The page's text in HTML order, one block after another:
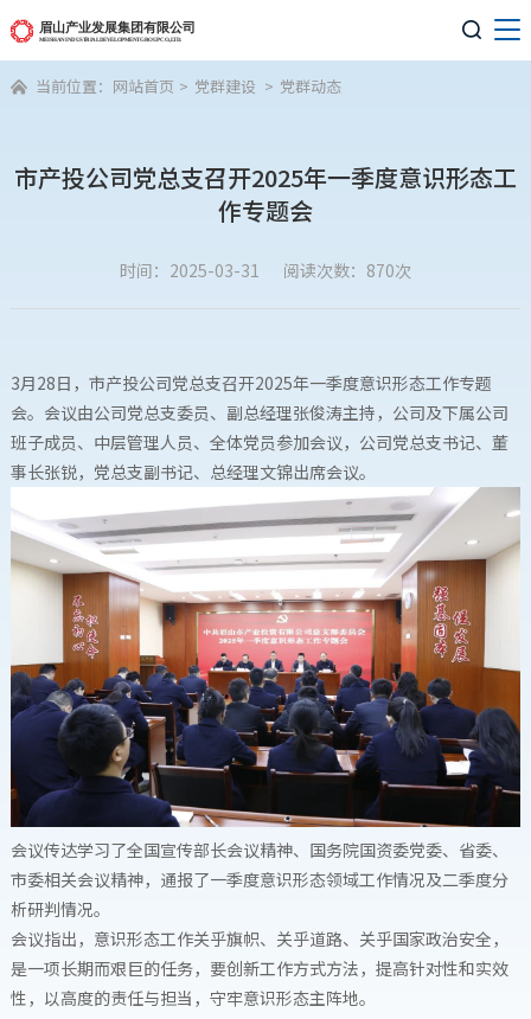

 当前位置： 网站首页 > 党群建设 > 党群动态
市产投公司党总支召开2025年一季度意识形态工
作专题会
时间：2025-03-31 阅读次数：870次
3月28日，市产投公司党总支召开2025年一季度意识形态工作专题
会。会议由公司党总支委员、副总经理张俊涛主持，公司及下属公司
班子成员、中层管理人员、全体党员参加会议，公司党总支书记、董
事长张锐，党总支副书记、总经理文锦出席会议。
会议传达学习了全国宣传部长会议精神、国务院国资委党委、省委、
市委相关会议精神，通报了一季度意识形态领域工作情况及二季度分
析研判情况。
会议指出，意识形态工作关乎旗帜、关乎道路、关乎国家政治安全，
是一项长期而艰巨的任务，要创新工作方式方法，提高针对性和实效
性，以高度的责任与担当，守牢意识形态主阵地。